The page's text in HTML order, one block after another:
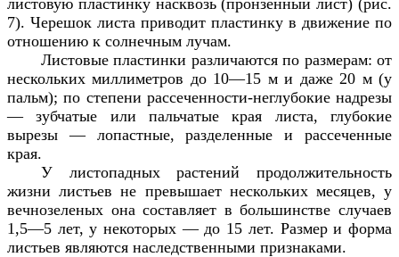
7). Черешок листа приводит пластинку в движение по
отношению к солнечным лучам.
Листовые пластинки различаются по размерам: от
нескольких миллиметров до 10—15 м и даже 20 м (у
пальм); по степени рассеченности-неглубокие надрезы
— зубчатые или пальчатые края листа, глубокие
вырезы — лопастные, разделенные и рассеченные
края.
У листопадных растений продолжительность
жизни листьев не превышает нескольких месяцев, у
вечнозеленых она составляет в большинстве случаев
1,5—5 лет, у некоторых — до 15 лет. Размер и форма
листьев являются наследственными признаками.